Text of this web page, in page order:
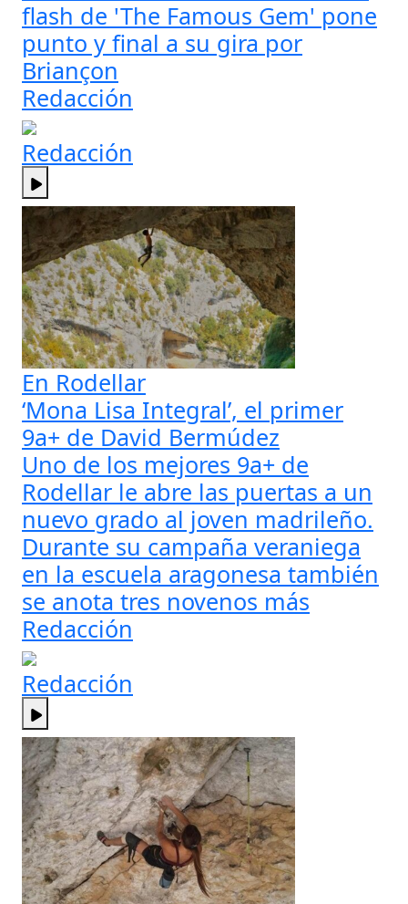
flash de 'The Famous Gem' pone
punto y final a su gira por
Briançon
Redacción
Redacción
En Rodellar
‘Mona Lisa Integral’, el primer
9a+ de David Bermúdez
Uno de los mejores 9a+ de
Rodellar le abre las puertas a un
nuevo grado al joven madrileño.
Durante su campaña veraniega
en la escuela aragonesa también
se anota tres novenos más
Redacción
Redacción